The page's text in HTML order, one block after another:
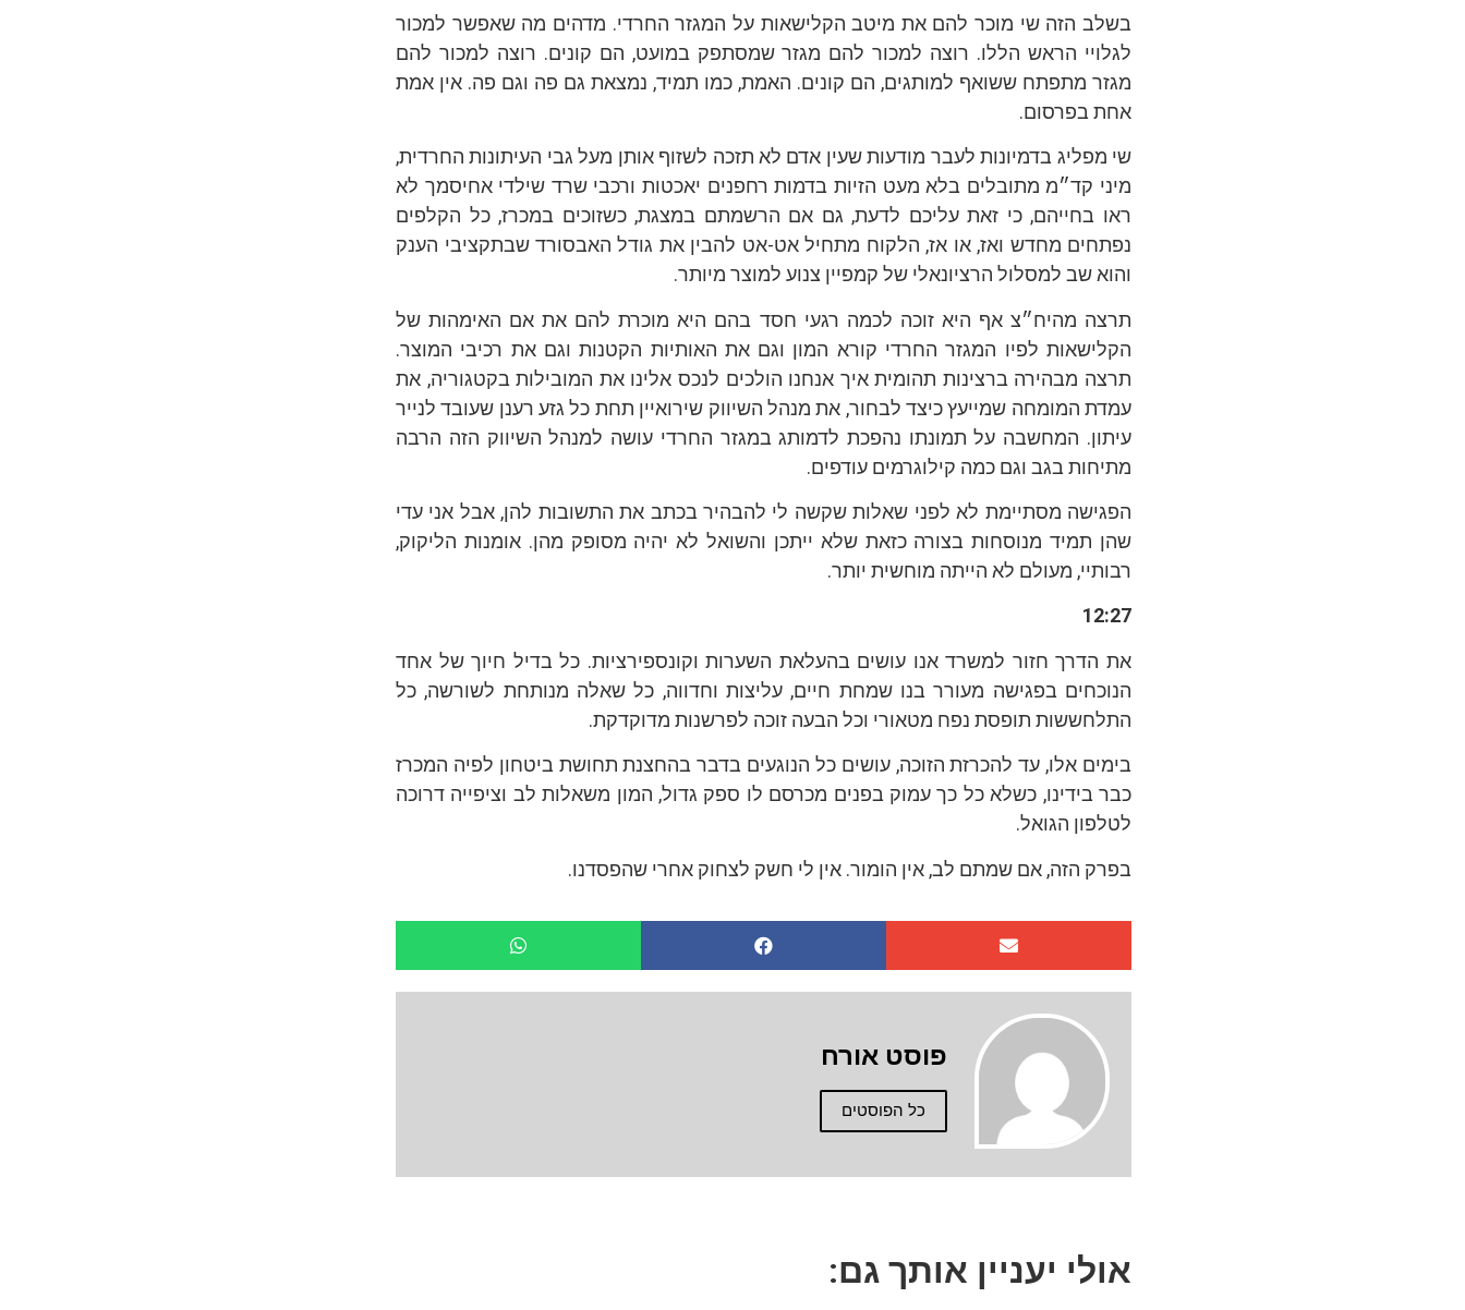
בשלב הזה שי מוכר להם את מיטב הקלישאות על המגזר החרדי. מדהים מה שאפשר למכור
לגלויי הראש הללו. רוצה למכור להם מגזר שמסתפק במועט, הם קונים. רוצה למכור להם
מגזר מתפתח ששואף למותגים, הם קונים. האמת, כמו תמיד, נמצאת גם פה וגם פה. אין אמת
אחת בפרסום.
שי מפליג בדמיונות לעבר מודעות שעין אדם לא תזכה לשזוף אותן מעל גבי העיתונות החרדית,
מיני קד״מ מתובלים בלא מעט הזיות בדמות רחפנים יאכטות ורכבי שרד שילדי אחיסמך לא
ראו בחייהם, כי זאת עליכם לדעת, גם אם הרשמתם במצגת, כשזוכים במכרז, כל הקלפים
נפתחים מחדש ואז, או אז, הלקוח מתחיל אט-אט להבין את גודל האבסורד שבתקציבי הענק
והוא שב למסלול הרציונאלי של קמפיין צנוע למוצר מיותר.
תרצה מהיח״צ אף היא זוכה לכמה רגעי חסד בהם היא מוכרת להם את אם האימהות של
הקלישאות לפיו המגזר החרדי קורא המון וגם את האותיות הקטנות וגם את רכיבי המוצר.
תרצה מבהירה ברצינות תהומית איך אנחנו הולכים לנכס אלינו את המובילות בקטגוריה, את
עמדת המומחה שמייעץ כיצד לבחור, את מנהל השיווק שירואיין תחת כל גזע רענן שעובד לנייר
עיתון. המחשבה על תמונתו נהפכת לדמותג במגזר החרדי עושה למנהל השיווק הזה הרבה
מתיחות בגב וגם כמה קילוגרמים עודפים.
הפגישה מסתיימת לא לפני שאלות שקשה לי להבהיר בכתב את התשובות להן, אבל אני עדי
שהן תמיד מנוסחות בצורה כזאת שלא ייתכן והשואל לא יהיה מסופק מהן. אומנות הליקוק,
רבותיי, מעולם לא הייתה מוחשית יותר.
12:27
את הדרך חזור למשרד אנו עושים בהעלאת השערות וקונספירציות. כל בדיל חיוך של אחד
הנוכחים בפגישה מעורר בנו שמחת חיים, עליצות וחדווה, כל שאלה מנותחת לשורשה, כל
התלחששות תופסת נפח מטאורי וכל הבעה זוכה לפרשנות מדוקדקת.
בימים אלו, עד להכרזת הזוכה, עושים כל הנוגעים בדבר בהחצנת תחושת ביטחון לפיה המכרז
כבר בידינו, כשלא כל כך עמוק בפנים מכרסם לו ספק גדול, המון משאלות לב וציפייה דרוכה
לטלפון הגואל.
בפרק הזה, אם שמתם לב, אין הומור. אין לי חשק לצחוק אחרי שהפסדנו.
פוסט אורח
כל הפוסטים
אולי יעניין אותך גם: